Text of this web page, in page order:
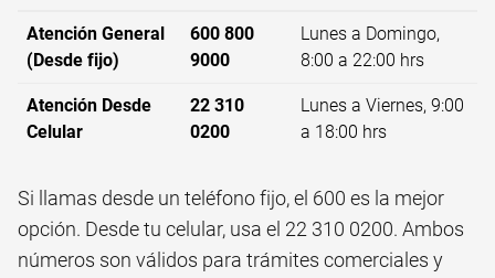
Atención General
(Desde fijo)
600 800
9000
Lunes a Domingo,
8:00 a 22:00 hrs
Atención Desde
Celular
22 310
0200
Lunes a Viernes, 9:00
a 18:00 hrs
Si llamas desde un teléfono fijo, el 600 es la mejor
opción. Desde tu celular, usa el 22 310 0200. Ambos
números son válidos para trámites comerciales y